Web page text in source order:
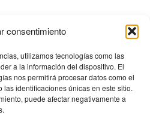
consentimiento
utilizamos tecnologías como las
a la información del dispositivo. El
nos permitirá procesar datos como el
identificaciones únicas en este sitio.
puede afectar negativamente a